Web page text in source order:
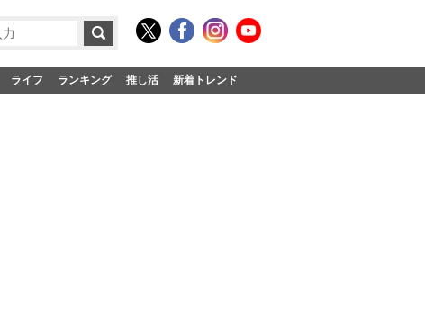
ライフ ランキング 推し活 新着トレンド